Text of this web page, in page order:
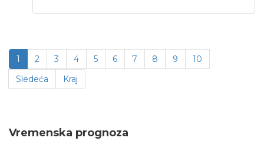
1 2 3 4 5 6 7 8 9
10
Sledeća
Kraj
Vremenska prognoza